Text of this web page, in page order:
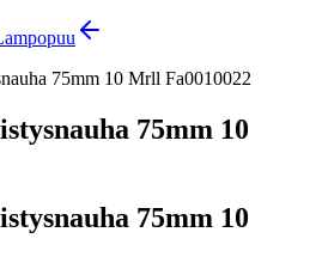
75mm 10 Mrll Fa0010022
75mm 10
75mm 10